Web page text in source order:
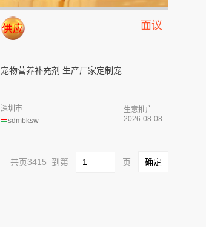
面议
宠物营养补充剂 生产厂家定制宠...
sdmbksw
深圳市
生意推广
2026-08-08
共页3415 到第 页